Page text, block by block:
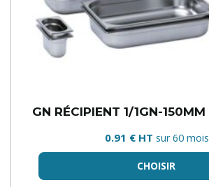
GN RÉCIPIENT 1/1GN-150MM
0.91 € HT sur 60 mois
CHOISIR